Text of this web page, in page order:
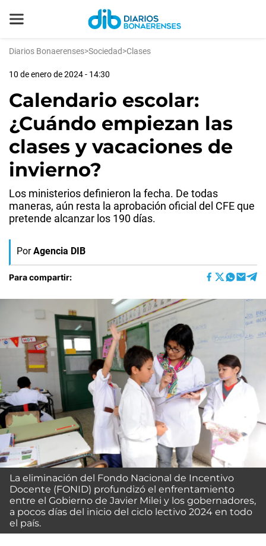
Diarios Bonaerenses>Sociedad>Clases
10 de enero de 2024 - 14:30
Calendario escolar:
¿Cuándo empiezan las
clases y vacaciones de
invierno?
Los ministerios definieron la fecha. De todas
maneras, aún resta la aprobación oficial del CFE que
pretende alcanzar los 190 días.
Por Agencia DIB
Para compartir:
La eliminación del Fondo Nacional de Incentivo
Docente (FONID) profundizó el enfrentamiento
entre el Gobierno de Javier Milei y los gobernadores,
a pocos días del inicio del ciclo lectivo 2024 en todo
el país.